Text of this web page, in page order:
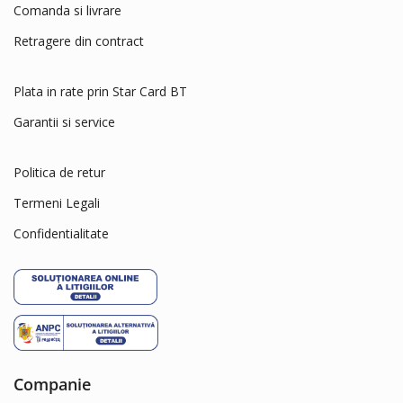
Delickcious
Dingo
Dog Concept
Dogit
dry sense
Eat&Fun
Eheim
Felix
Ferplast
Flexi
Fresh'N Clean
Comanda si livrare
Retragere din contract
Plata in rate prin Star Card BT
Garantii si service
Politica de retur
Termeni Legali
Confidentialitate
Companie